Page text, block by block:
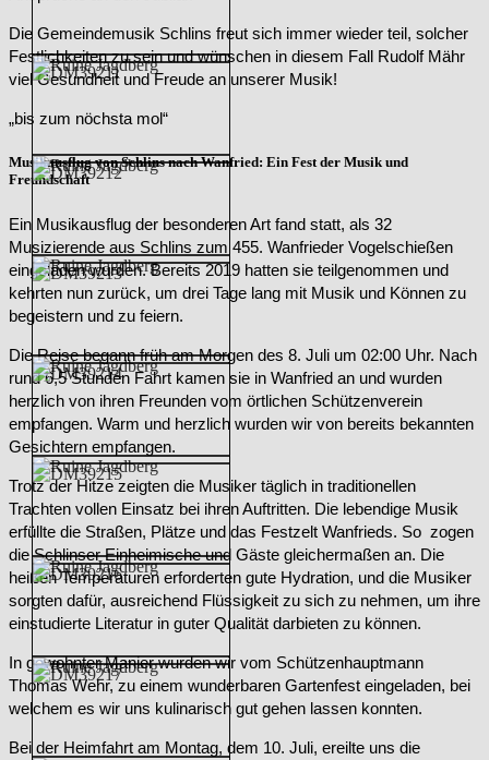
Die Gemeindemusik Schlins freut sich immer wieder teil, solcher
Festlichkeiten zu sein und wünschen in diesem Fall Rudolf Mähr
viel Gesundheit und Freude an unserer Musik!
„bis zum nöchsta mol“
Musikausflug von Schlins nach Wanfried: Ein Fest der Musik und
Freundschaft
Ein Musikausflug der besonderen Art fand statt, als 32
Musizierende aus Schlins zum 455. Wanfrieder Vogelschießen
eingeladen wurden. Bereits 2019 hatten sie teilgenommen und
kehrten nun zurück, um drei Tage lang mit Musik und Können zu
begeistern und zu feiern.
Die Reise begann früh am Morgen des 8. Juli um 02:00 Uhr. Nach
rund 6,5 Stunden Fahrt kamen sie in Wanfried an und wurden
herzlich von ihren Freunden vom örtlichen Schützenverein
empfangen. Warm und herzlich wurden wir von bereits bekannten
Gesichtern empfangen.
Trotz der Hitze zeigten die Musiker täglich in traditionellen
Trachten vollen Einsatz bei ihren Auftritten. Die lebendige Musik
erfüllte die Straßen, Plätze und das Festzelt Wanfrieds. So zogen
die Schlinser Einheimische und Gäste gleichermaßen an. Die
heißen Temperaturen erforderten gute Hydration, und die Musiker
sorgten dafür, ausreichend Flüssigkeit zu sich zu nehmen, um ihre
einstudierte Literatur in guter Qualität darbieten zu können.
In gewohnter Manier wurden wir vom Schützenhauptmann
Thomas Wehr, zu einem wunderbaren Gartenfest eingeladen, bei
welchem es wir uns kulinarisch gut gehen lassen konnten.
Bei der Heimfahrt am Montag, dem 10. Juli, ereilte uns die